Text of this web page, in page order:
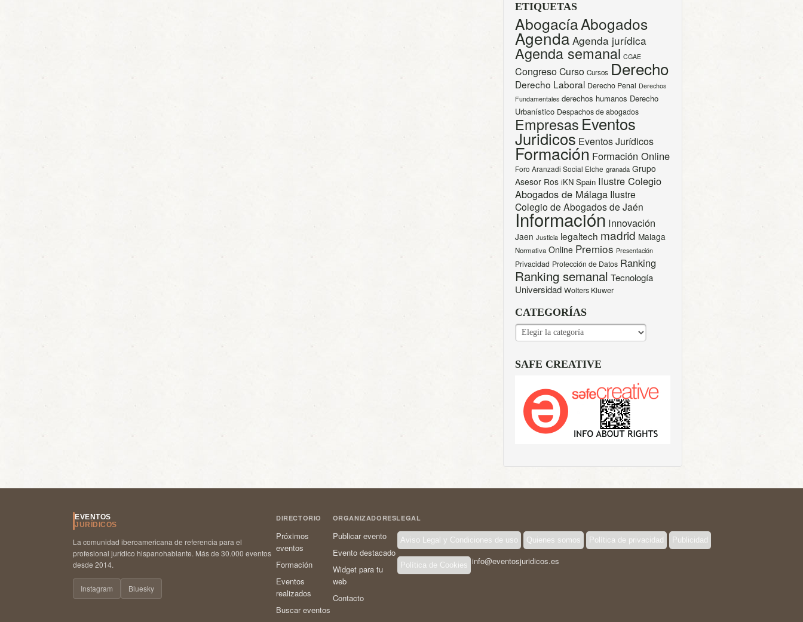
ETIQUETAS
AbogacíaAbogados
Agenda Agenda jurídica
Agenda semanal CGAE
CongresoCurso Cursos Derecho
Derecho Laboral Derecho Penal Derechos
Fundamentales derechos humanos Derecho
Urbanístico Despachos de abogados
Empresas Eventos
Juridicos Eventos Jurídicos
Formación Formación Online
Foro Aranzadi Social Elche granada Grupo
Asesor Ros iKN Spain Ilustre Colegio
Abogados de Málaga Ilustre
Colegio de Abogados de Jaén
Información Innovación
Jaen Justicia legaltech madrid Malaga
Normativa Online Premios Presentación
Privacidad Protección de Datos Ranking
Ranking semanal Tecnología
Universidad Wolters Kluwer
CATEGORÍAS
CATEGORÍAS
SAFE CREATIVE
EVENTOS
JURÍDICOS
La comunidad iberoamericana de referencia para el
profesional jurídico hispanohablante. Más de 30.000 eventos
desde 2014.
Instagram Bluesky
DIRECTORIO
Próximos
eventos
Formación
Eventos
realizados
Buscar eventos
ORGANIZADORES
Publicar evento
Evento destacado
Widget para tu
web
Contacto
LEGAL
Aviso Legal y Condiciones de uso Quienes somos Política de privacidad Publicidad
Política de Cookies info@eventosjuridicos.es